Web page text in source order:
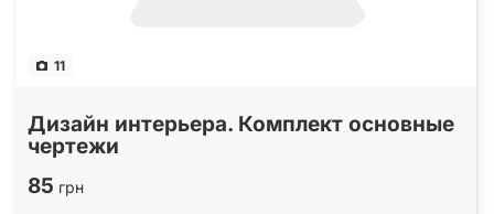
11
Дизайн интерьера. Комплект основные
чертежи
85 грн